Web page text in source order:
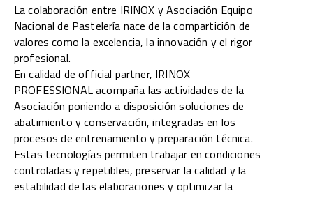
La colaboración entre IRINOX y Asociación Equipo
Nacional de Pastelería nace de la compartición de
valores como la excelencia, la innovación y el rigor
profesional.
En calidad de official partner, IRINOX
PROFESSIONAL acompaña las actividades de la
Asociación poniendo a disposición soluciones de
abatimiento y conservación, integradas en los
procesos de entrenamiento y preparación técnica.
Estas tecnologías permiten trabajar en condiciones
controladas y repetibles, preservar la calidad y la
estabilidad de las elaboraciones y optimizar la